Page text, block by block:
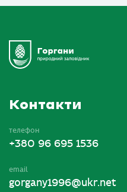
Контакти
телефон
+380 96 695 1536
email
gorgany1996@ukr.net